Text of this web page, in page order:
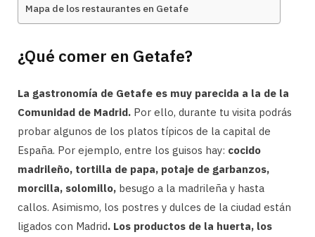
Mapa de los restaurantes en Getafe
¿Qué comer en Getafe?
La gastronomía de Getafe es muy parecida a la de la
Comunidad de Madrid. Por ello, durante tu visita podrás
probar algunos de los platos típicos de la capital de
España. Por ejemplo, entre los guisos hay: cocido
madrileño, tortilla de papa, potaje de garbanzos,
morcilla, solomillo, besugo a la madrileña y hasta
callos. Asimismo, los postres y dulces de la ciudad están
ligados con Madrid. Los productos de la huerta, los